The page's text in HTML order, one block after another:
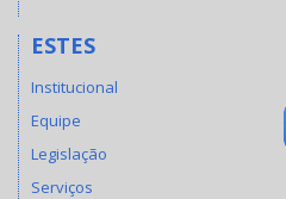
ESTES
Institucional
Equipe
Legislação
Serviços